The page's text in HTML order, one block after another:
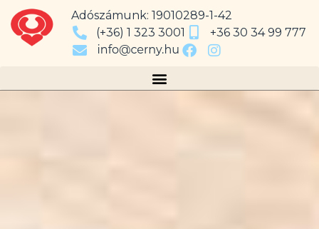
Adószámunk: 19010289-1-42
(+36) 1 323 3001
+36 30 34 99 777